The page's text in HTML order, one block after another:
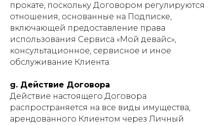
прокате, поскольку Договором регулируются
отношения, основанные на Подписке,
включающей предоставление права
использования Сервиса «Мой девайс»,
консультационное, сервисное и иное
обслуживание Клиента.
g. Действие Договора
Действие настоящего Договора
распространяется на все виды имущества,
арендованного Клиентом через Личный